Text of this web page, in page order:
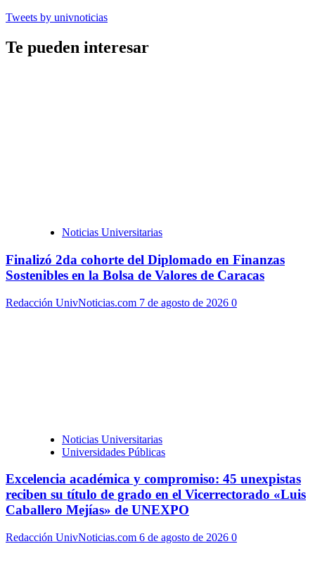
Tweets by univnoticias
Te pueden interesar
Noticias Universitarias
Finalizó 2da cohorte del Diplomado en Finanzas
Sostenibles en la Bolsa de Valores de Caracas
Redacción UnivNoticias.com 7 de agosto de 2026 0
Noticias Universitarias
Universidades Públicas
Excelencia académica y compromiso: 45 unexpistas
reciben su título de grado en el Vicerrectorado «Luis
Caballero Mejías» de UNEXPO
Redacción UnivNoticias.com 6 de agosto de 2026 0